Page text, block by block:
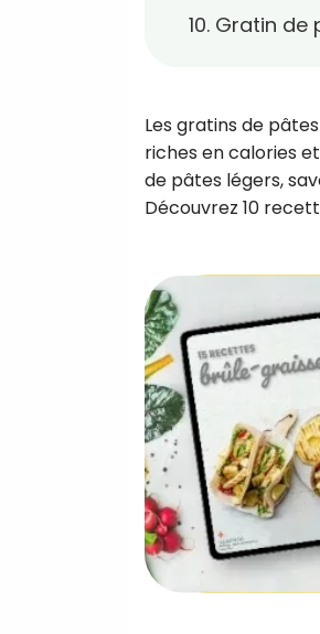
10. Gratin
Les gratins de
riches en calories
de pâtes légers,
Découvrez 10